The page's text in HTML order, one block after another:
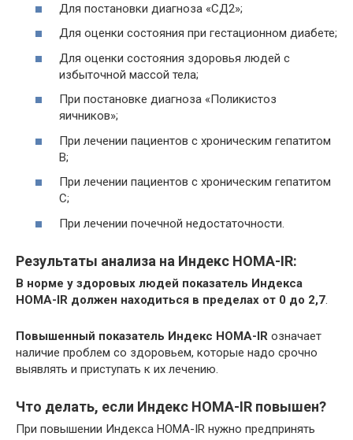
Для постановки диагноза «СД2»;
Для оценки состояния при гестационном диабете;
Для оценки состояния здоровья людей с
избыточной массой тела;
При постановке диагноза «Поликистоз
яичников»;
При лечении пациентов с хроническим гепатитом
B;
При лечении пациентов с хроническим гепатитом
C;
При лечении почечной недостаточности.
Результаты анализа на Индекс HOMA-IR:
В норме у здоровых людей показатель Индекса
HOMA-IR должен находиться в пределах от 0 до 2,7
Повышенный показатель Индекс HOMA-IR означает
наличие проблем со здоровьем, которые надо срочно
выявлять и приступать к их лечению.
Что делать, если Индекс HOMA-IR повышен?
При повышении Индекса HOMA-IR нужно предпринять